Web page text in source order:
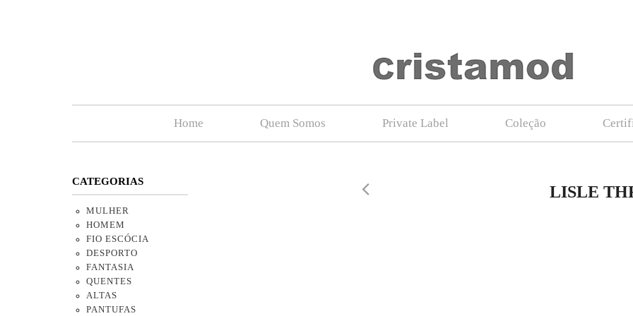
Home Quem Somos Private Label Coleção
LISLE
CATEGORIAS
MULHER
HOMEM
FIO ESCÓCIA
DESPORTO
FANTASIA
QUENTES
ALTAS
PANTUFAS